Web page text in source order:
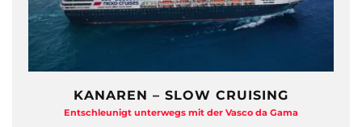
KANAREN – SLOW CRUISING
Entschleunigt unterwegs mit der Vasco da Gama